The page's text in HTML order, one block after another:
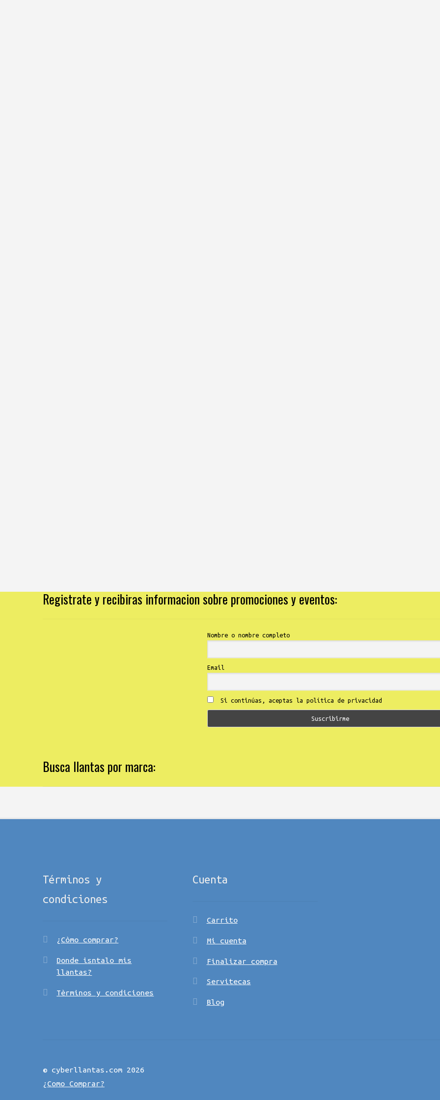
Registrate y recibiras informacion sobre promociones y eventos:
Nombre o nombre completo
Email
Si continúas, aceptas la política de privacidad
Busca llantas por marca:
Términos y
condiciones
¿Còmo comprar?
Donde isntalo mis
llantas?
Tèrminos y condiciones
Cuenta
Carrito
Mi cuenta
Finalizar compra
Servitecas
Blog
© cyberllantas.com 2026
¿Como Comprar?